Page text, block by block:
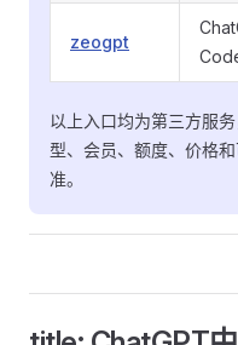
zeogpt
以上入口均为第三方服
型、会员、额度、价格
准。